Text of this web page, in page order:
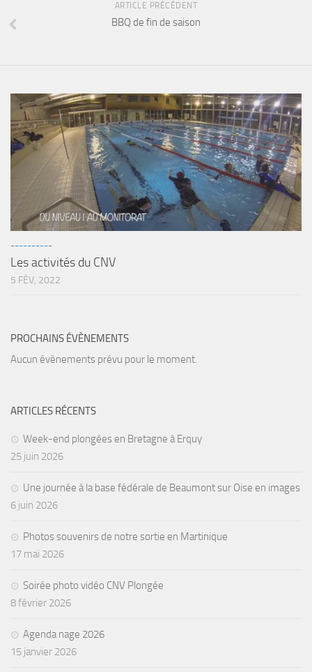
ARTICLE PRÉCÉDENT
BBQ de fin de saison
----------
Les activités du CNV
5 FÉV, 2022
PROCHAINS ÉVÈNEMENTS
Aucun évènements prévu pour le moment.
ARTICLES RÉCENTS
Week-end plongées en Bretagne à Erquy
25 juin 2026
Une journée à la base fédérale de Beaumont sur Oise en images
6 juin 2026
Photos souvenirs de notre sortie en Martinique
17 mai 2026
Soirée photo vidéo CNV Plongée
8 février 2026
Agenda nage 2026
15 janvier 2026